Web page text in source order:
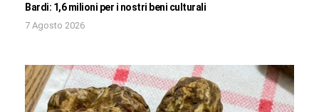
Bardi: 1,6 milioni per i nostri beni culturali
7 Agosto 2026